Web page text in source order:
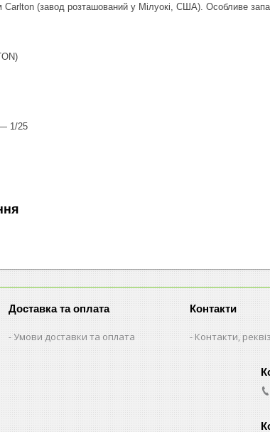
(завод розташований у Мілуокі, США). Особливе
— 1/25
Доставка та оплата
Умови доставки та оплата
Контакти
Контакти,